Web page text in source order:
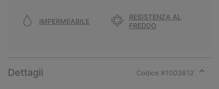
IMPERMEABILE
RESISTENZA AL
FREDDO
Dettagli Codice #1003812